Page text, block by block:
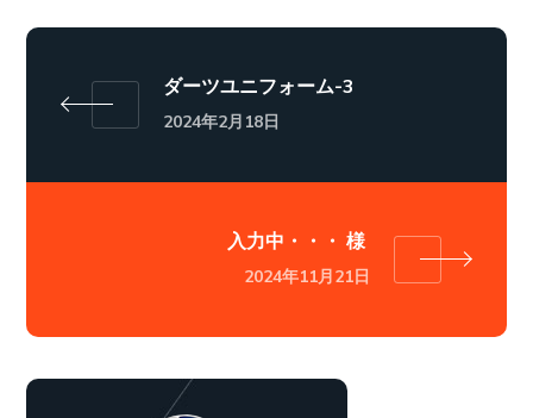
ダーツユニフォーム-3
2024年2月18日
入力中・・・ 様
2024年11月21日